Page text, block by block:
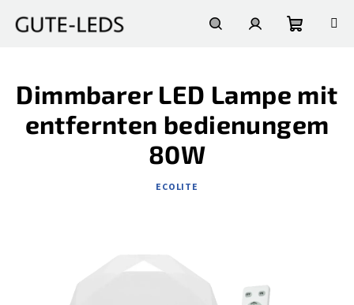
Inhalt
Dimmbarer LED Lampe mit
entfernten bedienungem
80W
ECOLITE